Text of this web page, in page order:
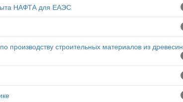
НАФТА для ЕАЭС
производству строительных материалов из